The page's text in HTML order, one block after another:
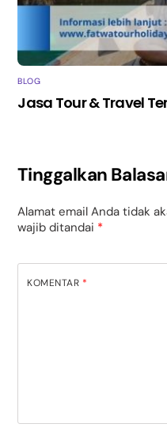
BLOG
Jasa Tour & Travel
Tinggalkan
Alamat email Anda tidak
wajib ditandai *
KOMENTAR *